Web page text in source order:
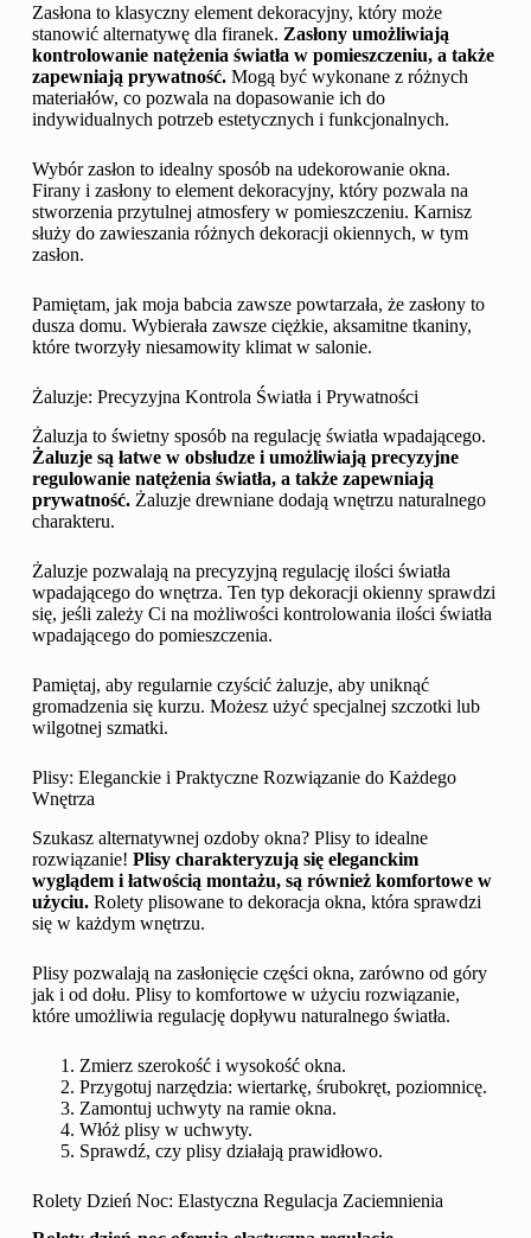
Zasłona to klasyczny element dekoracyjny, który może
stanowić alternatywę dla firanek. Zasłony umożliwiają
kontrolowanie natężenia światła w pomieszczeniu, a także
zapewniają prywatność.Mogą być wykonane z różnych
materiałów, co pozwala na dopasowanie ich do
indywidualnych potrzeb estetycznych i funkcjonalnych.
Wybór zasłon to idealny sposób na udekorowanie okna.
Firany i zasłony to element dekoracyjny, który pozwala na
stworzenia przytulnej atmosfery w pomieszczeniu. Karnisz
służy do zawieszania różnych dekoracji okiennych, w tym
zasłon.
Pamiętam, jak moja babcia zawsze powtarzała, że zasłony to
dusza domu. Wybierała zawsze ciężkie, aksamitne tkaniny,
które tworzyły niesamowity klimat w salonie.
Żaluzje: Precyzyjna Kontrola Światła i Prywatności
Żaluzja to świetny sposób na regulację światła wpadającego.
Żaluzje są łatwe w obsłudze i umożliwiają precyzyjne
regulowanie natężenia światła, a także zapewniają
prywatność.Żaluzje drewniane dodają wnętrzu naturalnego
charakteru.
Żaluzje pozwalają na precyzyjną regulację ilości światła
wpadającego do wnętrza. Ten typ dekoracji okienny sprawdzi
się, jeśli zależy Ci na możliwości kontrolowania ilości światła
wpadającego do pomieszczenia.
Pamiętaj, aby regularnie czyścić żaluzje, aby uniknąć
gromadzenia się kurzu. Możesz użyć specjalnej szczotki lub
wilgotnej szmatki.
Plisy: Eleganckie i Praktyczne Rozwiązanie do Każdego
Wnętrza
Szukasz alternatywnej ozdoby okna? Plisy to idealne
rozwiązanie! Plisy charakteryzują się eleganckim
wyglądem i łatwością montażu, są również komfortowe w
użyciu.Rolety plisowane to dekoracja okna, która sprawdzi
się w każdym wnętrzu.
Plisy pozwalają na zasłonięcie części okna, zarówno od góry
jak i od dołu. Plisy to komfortowe w użyciu rozwiązanie,
które umożliwia regulację dopływu naturalnego światła.
Zmierz szerokość i wysokość okna.
Przygotuj narzędzia: wiertarkę, śrubokręt, poziomnicę.
Zamontuj uchwyty na ramie okna.
Włóż plisy w uchwyty.
Sprawdź, czy plisy działają prawidłowo.
Rolety Dzień Noc: Elastyczna Regulacja Zaciemnienia